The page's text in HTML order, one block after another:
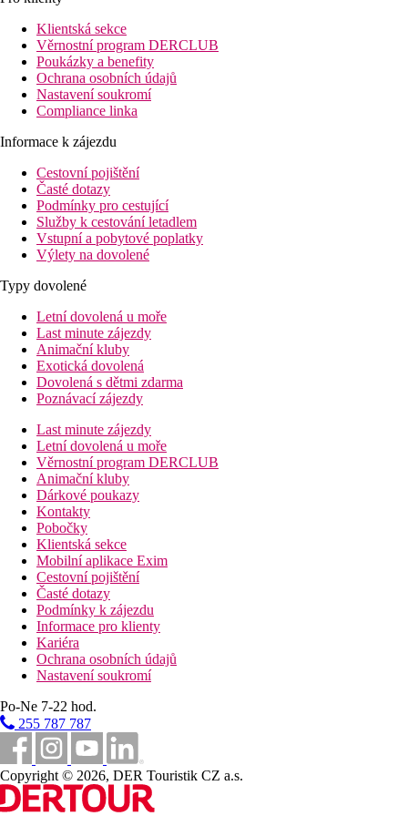
Pláž
Druh pláže
Lehátka a slunečníky na pláži zdarma
Hotel přímo u pláže
Plážová dovolená
Bazény
Lehátka a slunečníky u bazénu zdarma
Fotogalerie
Klientská sekce
Věrnostní program DERCLUB
Poukázky a benefity
Ochrana osobních údajů
Nastavení soukromí
Compliance linka
Informace k zájezdu
Cestovní pojištění
Časté dotazy
Podmínky pro cestující
Služby k cestování letadlem
Vstupní a pobytové poplatky
Výlety na dovolené
Typy dovolené
Letní dovolená u moře
Last minute zájezdy
Animační kluby
Exotická dovolená
Dovolená s dětmi zdarma
Poznávací zájezdy
Last minute zájezdy
Letní dovolená u moře
Věrnostní program DERCLUB
Animační kluby
Dárkové poukazy
Kontakty
Pobočky
Klientská sekce
Mobilní aplikace Exim
Cestovní pojištění
Časté dotazy
Podmínky k zájezdu
Informace pro klienty
Kariéra
Ochrana osobních údajů
Nastavení soukromí
Po-Ne 7-22 hod.
255 787 787
Copyright © 2026, DER Touristik CZ a.s.